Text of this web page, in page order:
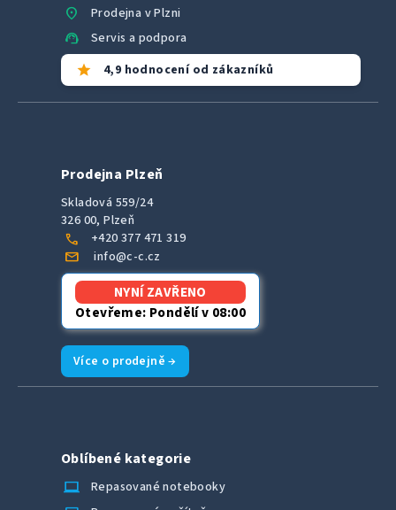
location_on Prodejna v Plzni
support_agent Servis a podpora
star 4,9 hodnocení od zákazníků
Prodejna Plzeň
Skladová 559/24
326 00, Plzeň
call +420 377 471 319
mail info@c-c.cz
NYNÍ ZAVŘENO
Otevřeme: Pondělí v 08:00
Více o prodejně →
Oblíbené kategorie
laptop_chromebook
Repasované notebooky